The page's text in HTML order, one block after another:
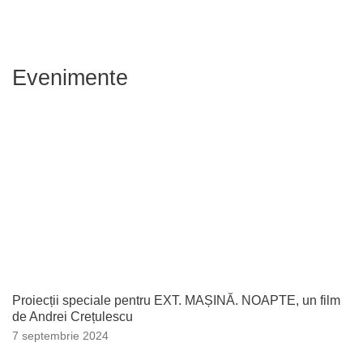
Evenimente
Proiecții speciale pentru EXT. MAȘINĂ. NOAPTE, un film
de Andrei Crețulescu
7 septembrie 2024